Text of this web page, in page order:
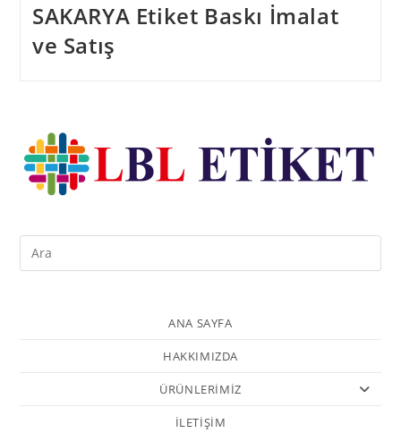
SAKARYA Etiket Baskı İmalat
ve Satış
ANA SAYFA
HAKKIMIZDA
ÜRÜNLERİMİZ
İLETİŞİM